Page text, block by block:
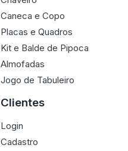
Caneca e Copo
Placas e Quadros
Kit e Balde de Pipoca
Almofadas
Jogo de Tabuleiro
Clientes
Login
Cadastro